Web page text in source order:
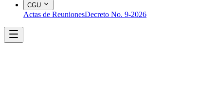
CGU
Actas de ReunionesDecreto No. 9-2026